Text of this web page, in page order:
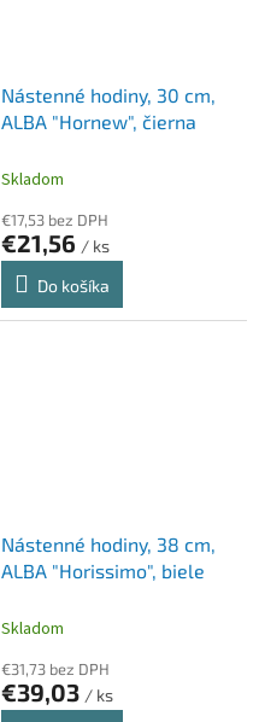
Nástenné hodiny, 30 cm,
ALBA "Hornew", čierna
Skladom
€17,53 bez DPH
€21,56 / ks
Do košíka
Nástenné hodiny, 38 cm,
ALBA "Horissimo", biele
Skladom
€31,73 bez DPH
€39,03 / ks